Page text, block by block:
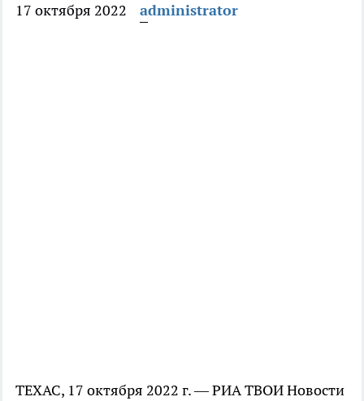
17 октября 2022 administrator
ТЕХАС, 17 октября 2022 г. — РИА ТВОИ Новости